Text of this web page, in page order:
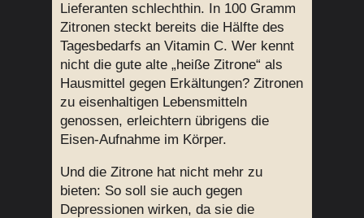
Lieferanten schlechthin. In 100 Gramm
Zitronen steckt bereits die Hälfte des
Tagesbedarfs an Vitamin C. Wer kennt
nicht die gute alte „heiße Zitrone“ als
Hausmittel gegen Erkältungen? Zitronen
zu eisenhaltigen Lebensmitteln
genossen, erleichtern übrigens die
Eisen-Aufnahme im Körper.
Und die Zitrone hat nicht mehr zu
bieten: So soll sie auch gegen
Depressionen wirken, da sie die